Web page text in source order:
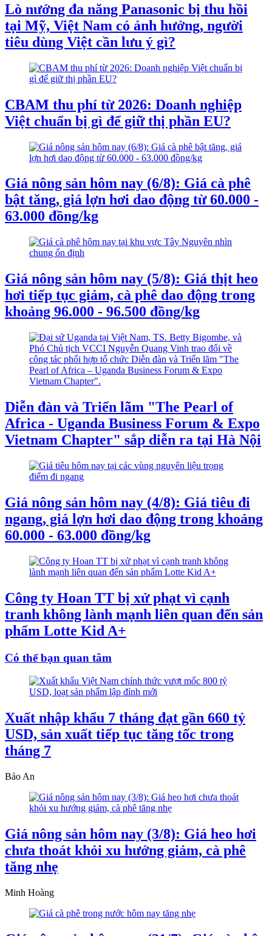
Lò nướng đa năng Panasonic bị thu hồi
tại Mỹ, Việt Nam có ảnh hưởng, người
tiêu dùng Việt cần lưu ý gì?
CBAM thu phí từ 2026: Doanh nghiệp
Việt chuẩn bị gì để giữ thị phần EU?
Giá nông sản hôm nay (6/8): Giá cà phê
bật tăng, giá lợn hơi dao động từ 60.000 -
63.000 đồng/kg
Giá nông sản hôm nay (5/8): Giá thịt heo
hơi tiếp tục giảm, cà phê dao động trong
khoảng 96.000 - 96.500 đồng/kg
Diễn đàn và Triển lãm "The Pearl of
Africa - Uganda Business Forum & Expo
Vietnam Chapter" sắp diễn ra tại Hà Nội
Giá nông sản hôm nay (4/8): Giá tiêu đi
ngang, giá lợn hơi dao động trong khoảng
60.000 - 63.000 đồng/kg
Công ty Hoan TT bị xử phạt vì cạnh
tranh không lành mạnh liên quan đến sản
phẩm Lotte Kid A+
Có thể bạn quan tâm
Xuất nhập khẩu 7 tháng đạt gần 660 tỷ
USD, sản xuất tiếp tục tăng tốc trong
tháng 7
Bảo An
Giá nông sản hôm nay (3/8): Giá heo hơi
chưa thoát khỏi xu hướng giảm, cà phê
tăng nhẹ
Minh Hoàng